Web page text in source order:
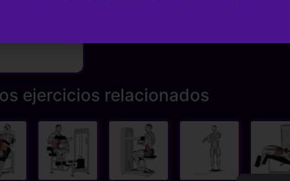
ejercicios relacionados